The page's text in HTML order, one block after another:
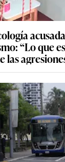
“Lo que
las